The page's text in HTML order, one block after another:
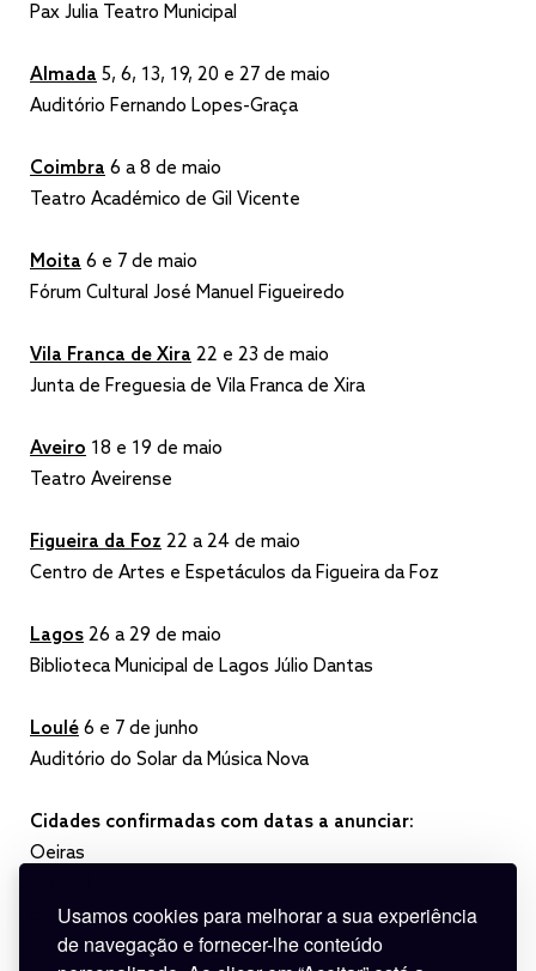
Usamos cookies para melhorar a sua experiência
de navegação e fornecer-lhe conteúdo
Pax Julia Teatro Municipal
Almada 5, 6, 13, 19, 20 e 27 de maio
Auditório Fernando Lopes-Graça
Coimbra 6 a 8 de maio
Teatro Académico de Gil Vicente
Moita 6 e 7 de maio
Fórum Cultural José Manuel Figueiredo
Vila Franca de Xira 22 e 23 de maio
Junta de Freguesia de Vila Franca de Xira
Aveiro 18 e 19 de maio
Teatro Aveirense
Figueira da Foz 22 a 24 de maio
Centro de Artes e Espetáculos da Figueira da Foz
Lagos 26 a 29 de maio
Biblioteca Municipal de Lagos Júlio Dantas
Loulé 6 e 7 de junho
Auditório do Solar da Música Nova
Cidades confirmadas com datas a anunciar:
Oeiras
Évora